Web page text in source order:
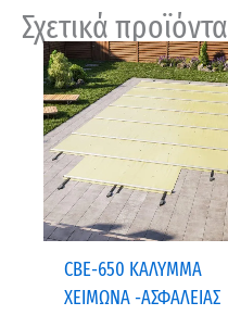
Σχετικά προϊόντα
CBE-650 ΚΑΛΥΜΜΑ
ΧΕΙΜΩΝΑ -ΑΣΦΑΛΕΙΑΣ